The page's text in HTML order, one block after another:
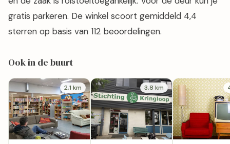
gratis parkeren. De winkel scoort gemiddeld 4,4
sterren op basis van 112 beoordelingen.
Ook in de buurt
2,1 km 3,8 km